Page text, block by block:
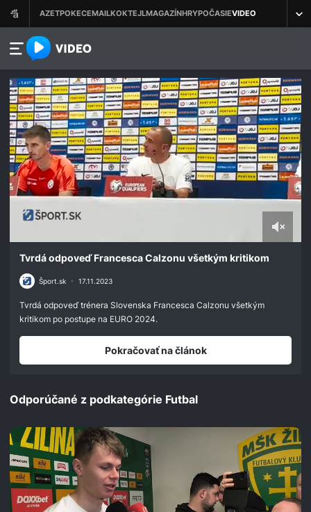
azet.video.sk
seconds
minutes,
21
seconds
Tvrdá odpoveď Francesca Calzonu všetkým kritikom
Šport.sk • 17.11.2023
Tvrdá odpoveď trénera Slovenska Francesca Calzonu všetkým
kritikom po postupe na EURO 2024.
Pokračovať na článok
Odporúčané z podkategórie Futbal